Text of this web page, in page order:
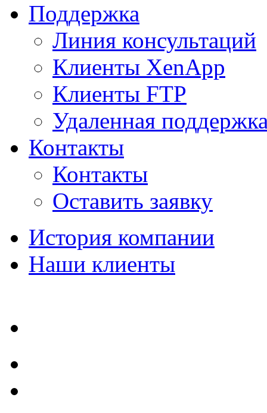
Поддержка
Линия консультаций
Клиенты XenApp
Клиенты FTP
Удаленная
Контакты
Контакты
Оставить заявку
История компании
Наши клиенты